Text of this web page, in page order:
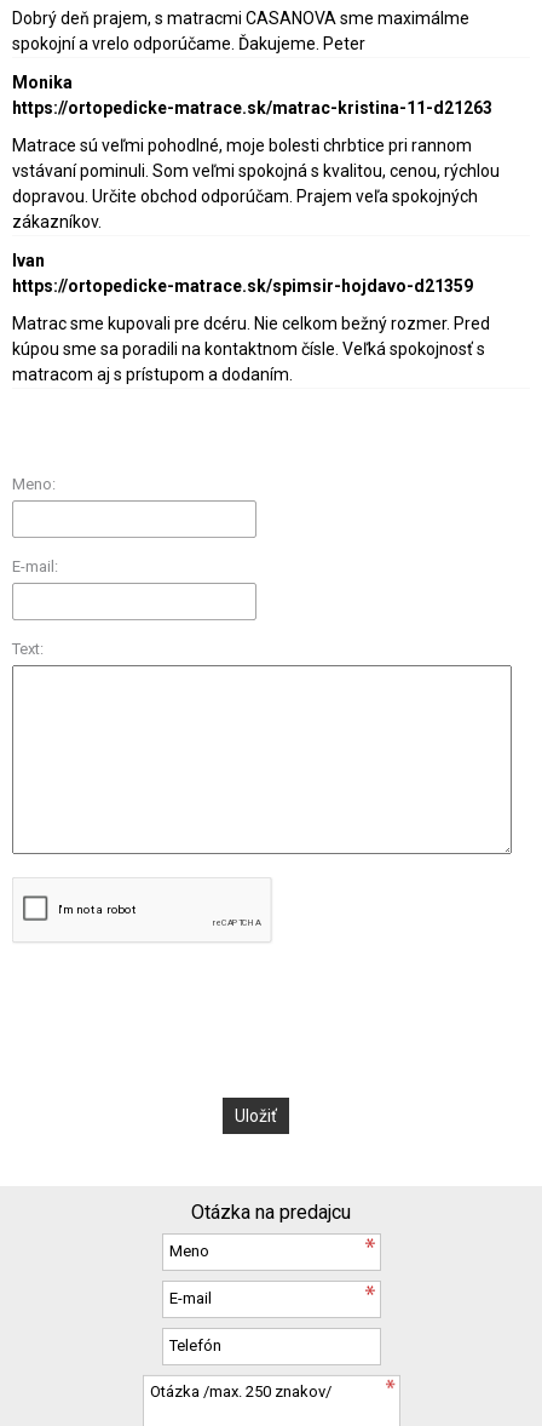
Dobrý deň prajem, s matracmi CASANOVA sme maximálme
spokojní a vrelo odporúčame. Ďakujeme. Peter
Monika
https://ortopedicke-matrace.sk/matrac-kristina-11-d21263
Matrace sú veľmi pohodlné, moje bolesti chrbtice pri rannom
vstávaní pominuli. Som veľmi spokojná s kvalitou, cenou, rýchlou
dopravou. Určite obchod odporúčam. Prajem veľa spokojných
zákazníkov.
Ivan
https://ortopedicke-matrace.sk/spimsir-hojdavo-d21359
Matrac sme kupovali pre dcéru. Nie celkom bežný rozmer. Pred
kúpou sme sa poradili na kontaktnom čísle. Veľká spokojnosť s
matracom aj s prístupom a dodaním.
Meno:
E-mail:
Text:
Otázka na predajcu